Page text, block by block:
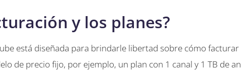
y los planes?
está diseñada para brindarle libertad sobre cómo facturar
de precio fijo, por ejemplo, un plan con 1 canal y 1 TB de